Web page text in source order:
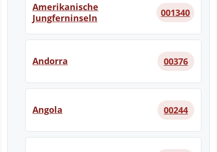
Amerikanische
Jungferninseln
001340
Andorra 00376
Angola 00244